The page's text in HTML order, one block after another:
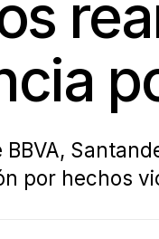
por hechos